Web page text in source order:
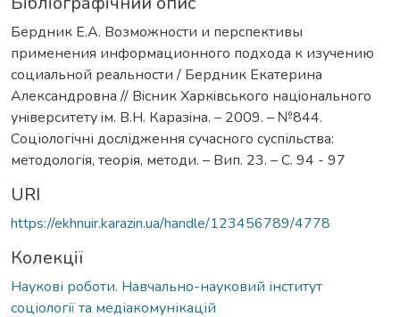
Бердник Е.А. Возможности и перспективы
применения информационного подхода к изучению
социальной реальности / Бердник Екатерина
Александровна // Вiсник Харкiвського нацiонального
унiверситету iм. В.Н. Каразiна. – 2009. – №844.
Соціологічні дослідження сучасного суспільства:
методологія, теорія, методи. – Вип. 23. – С. 94 - 97
URI
https://ekhnuir.karazin.ua/handle/123456789/4778
Колекції
Наукові роботи. Навчально-науковий інститут
соціології та медіакомунікацій